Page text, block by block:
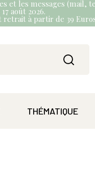
et les messages (mail,
août 2026.
à partir de 39
THÉMATIQUE